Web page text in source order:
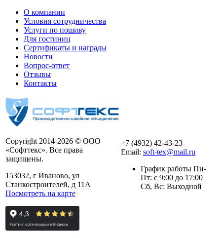
О компании
Условия сотрудничества
Услуги по пошиву
Для гостиниц
Сертификаты и награды
Новости
Вопрос-ответ
Отзывы
Контакты
Copyright 2014-2026 © ООО
«Софттекс». Все права
защищены.
153032, г Иваново, ул
Станкостроителей, д 11А
Посмотреть на карте
+7 (4932) 42-43-23
Email: soft-tex@mail.ru
График работы Пн-
Пт: с 9:00 до 17:00
Сб, Вс: Выходной